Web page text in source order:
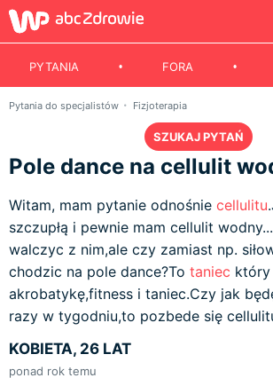
PYTANIA FORA
Pytania do specjalistów Fizjoterapia
SZUKAJ PYTAŃ
Pole dance na cellulit
Witam, mam pytanie odnośnie cellulitu
szczupłą i pewnie mam cellulit
walczyc z nim,ale czy zamiast np.
chodzic na pole dance?To taniec który
akrobatykę,fitness i taniec.Czy jak
razy w tygodniu,to pozbede się
KOBIETA, 26 LAT
ponad rok temu